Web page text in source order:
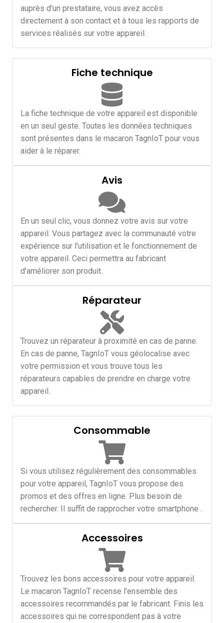
auprès d'un prestataire, vous avez accès
directement à son contact et à tous les rapports de
services réalisés sur votre appareil.
Fiche technique
La fiche technique de votre appareil est disponible
en un seul geste. Toutes les données techniques
sont présentes dans le macaron TagnIoT pour vous
aider à le réparer.
Avis
En un seul clic, vous donnez votre avis sur votre
appareil. Vous partagez avec la communauté votre
expérience sur l'utilisation et le fonctionnement de
votre appareil. Ceci permettra au fabricant
d'améliorer son produit.
Réparateur
Trouvez un réparateur à proximité en cas de panne.
En cas de panne, TagnIoT vous géolocalise avec
votre permission et vous trouve tous les
réparateurs capables de prendre en charge votre
appareil.
Consommable
Si vous utilisez régulièrement des consommables
pour votre appareil, TagnIoT vous propose des
promos et des offres en ligne. Plus besoin de
rechercher. Il suffit de rapprocher votre smartphone .
Accessoires
Trouvez les bons accessoires pour votre appareil.
Le macaron TagnIoT recense l'ensemble des
accessoires recommandés par le fabricant. Finis les
accessoires qui ne correspondent pas à votre